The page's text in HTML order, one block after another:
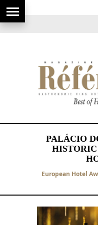
PALÁCIO
European Hotel